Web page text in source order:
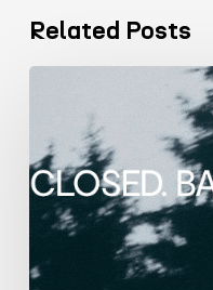
Related Posts
Comunicazione
SB chiude
dal
23